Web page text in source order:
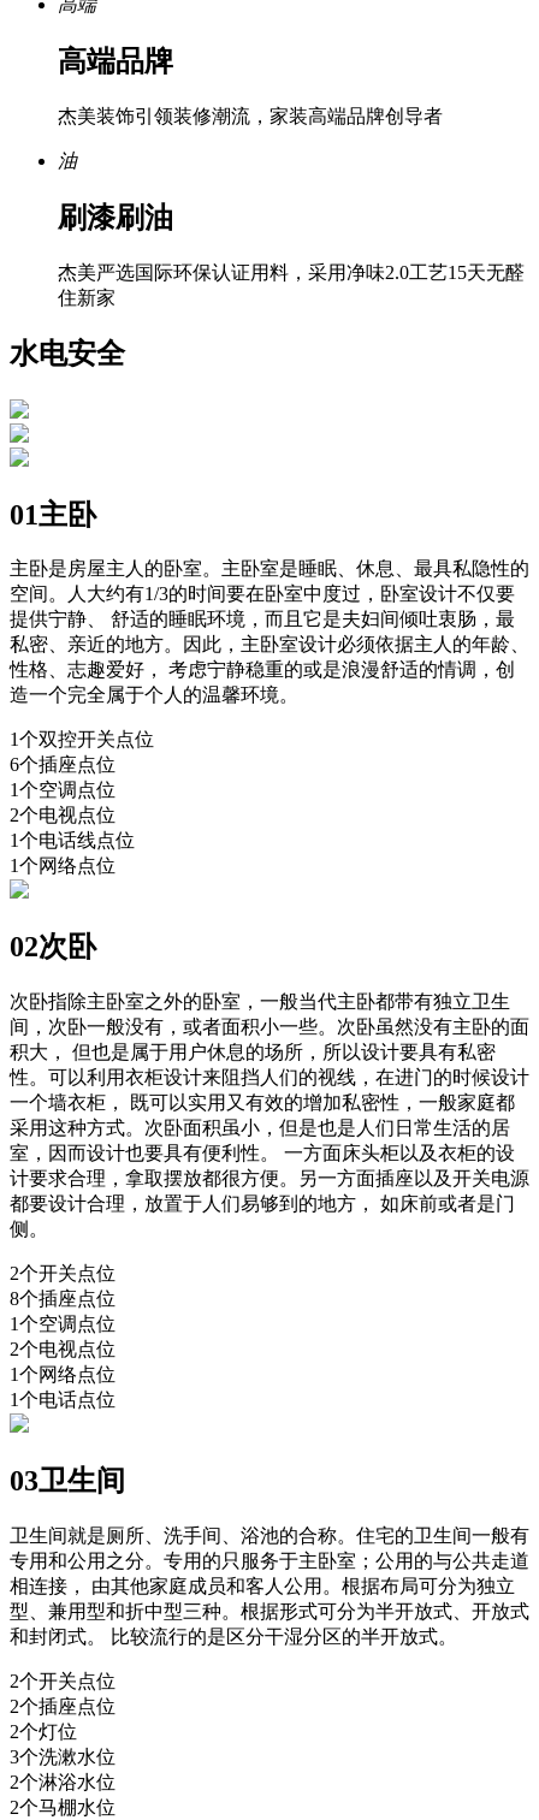
高端品牌
杰美装饰引领装修潮流，家装高端品牌创导者
油
刷漆刷油
杰美严选国际环保认证用料，采用净味2.0工艺15天无醛
住新家
水电安全
01主卧
主卧是房屋主人的卧室。主卧室是睡眠、休息、最具私隐性的
空间。人大约有1/3的时间要在卧室中度过，卧室设计不仅要
提供宁静、 舒适的睡眠环境，而且它是夫妇间倾吐衷肠，最
私密、亲近的地方。因此，主卧室设计必须依据主人的年龄、
性格、志趣爱好， 考虑宁静稳重的或是浪漫舒适的情调，创
造一个完全属于个人的温馨环境。
1个双控开关点位
6个插座点位
1个空调点位
2个电视点位
1个电话线点位
1个网络点位
02次卧
次卧指除主卧室之外的卧室，一般当代主卧都带有独立卫生
间，次卧一般没有，或者面积小一些。次卧虽然没有主卧的面
积大， 但也是属于用户休息的场所，所以设计要具有私密
性。可以利用衣柜设计来阻挡人们的视线，在进门的时候设计
一个墙衣柜， 既可以实用又有效的增加私密性，一般家庭都
采用这种方式。次卧面积虽小，但是也是人们日常生活的居
室，因而设计也要具有便利性。 一方面床头柜以及衣柜的设
计要求合理，拿取摆放都很方便。另一方面插座以及开关电源
都要设计合理，放置于人们易够到的地方， 如床前或者是门
侧。
2个开关点位
8个插座点位
1个空调点位
2个电视点位
1个网络点位
1个电话点位
03卫生间
卫生间就是厕所、洗手间、浴池的合称。住宅的卫生间一般有
专用和公用之分。专用的只服务于主卧室；公用的与公共走道
相连接， 由其他家庭成员和客人公用。根据布局可分为独立
型、兼用型和折中型三种。根据形式可分为半开放式、开放式
和封闭式。 比较流行的是区分干湿分区的半开放式。
2个开关点位
2个插座点位
2个灯位
3个洗漱水位
2个淋浴水位
2个马棚水位